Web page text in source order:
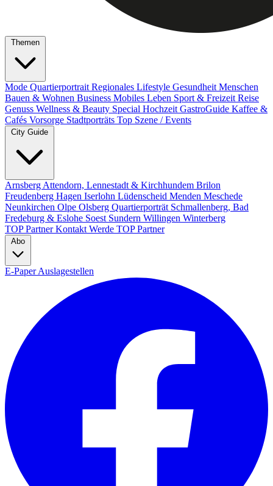
Themen
Mode Quartierportrait Regionales Lifestyle Gesundheit Menschen
Bauen & Wohnen Business Mobiles Leben Sport & Freizeit Reise
Genuss Wellness & Beauty Special Hochzeit GastroGuide Kaffee &
Cafés Vorsorge Stadtporträts Top Szene / Events
City Guide
Arnsberg Attendorn, Lennestadt & Kirchhundem Brilon
Freudenberg Hagen Iserlohn Lüdenscheid Menden Meschede
Neunkirchen Olpe Olsberg Quartierporträt Schmallenberg, Bad
Fredeburg & Eslohe Soest Sundern Willingen Winterberg
TOP PartnerKontakt Werde TOP Partner
Abo
E-PaperAuslagestellen